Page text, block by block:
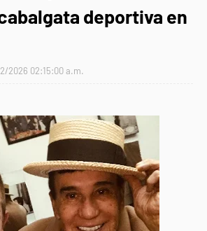
deportiva en
2026 02:15:00 a.m.